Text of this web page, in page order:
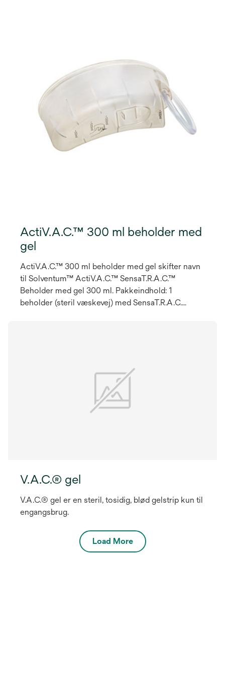
ActiV.A.C.™ 300 ml beholder med
gel
ActiV.A.C.™ 300 ml beholder med gel skifter navn
til Solventum™ ActiV.A.C.™ SensaT.R.A.C.™
Beholder med gel 300 ml. Pakkeindhold: 1
beholder (steril væskevej) med SensaT.R.A.C.
V.A.C.® gel
V.A.C.® gel er en steril, tosidig, blød gelstrip kun til
engangsbrug.
Load More